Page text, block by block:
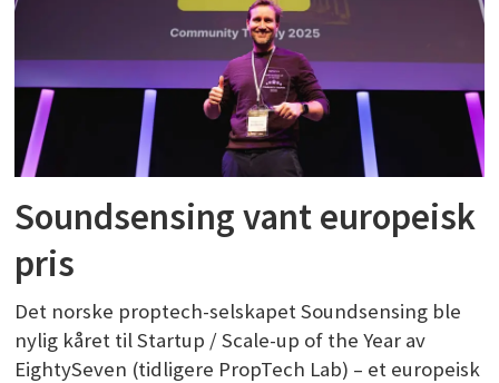
Soundsensing vant europeisk
pris
Det norske proptech-selskapet Soundsensing ble
nylig kåret til Startup / Scale-up of the Year av
EightySeven (tidligere PropTech Lab) – et europeisk